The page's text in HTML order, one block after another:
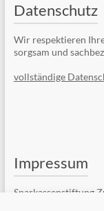
Datenschutz
Wir respektieren
sorgsam und
vollständige
Impressum
Sparkassenstiftung